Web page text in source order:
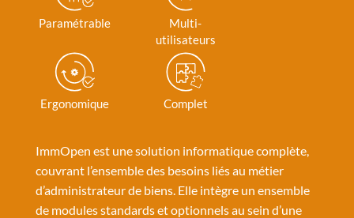
Paramétrable
Multi-
utilisateurs
Ergonomique Complet
ImmOpen est une solution informatique complète,
couvrant l’ensemble des besoins liés au métier
d’administrateur de biens. Elle intègre un ensemble
de modules standards et optionnels au sein d’une